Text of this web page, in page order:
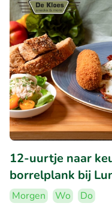
12-uurtje naar
borrelplank bij
Morgen Wo
Do